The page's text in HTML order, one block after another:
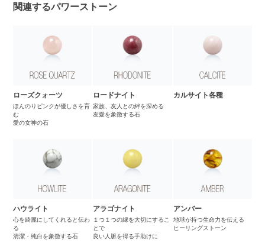
関連するパワーストーン
ローズクォーツ
ほんのりピンクが優しさを育
む
愛の女神の石
ロードナイト
家族、友人との絆を深める
友愛を象徴する石
カルサイト各種
ハウライト
心を綺麗にしてくれると伝わ
る
清潔・純白を象徴する石
アラゴナイト
１つ１つの縁を大切にするこ
とで
良い人脈を得る手助けに
アンバー
地球が持つ生命力を伝える
ヒーリングストーン